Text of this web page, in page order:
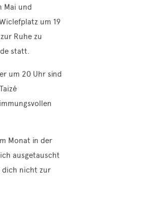
Mai und
um 19
Ruhe zu
statt.
um 20 Uhr sind
Monat in der
ausgetauscht
dich nicht zur